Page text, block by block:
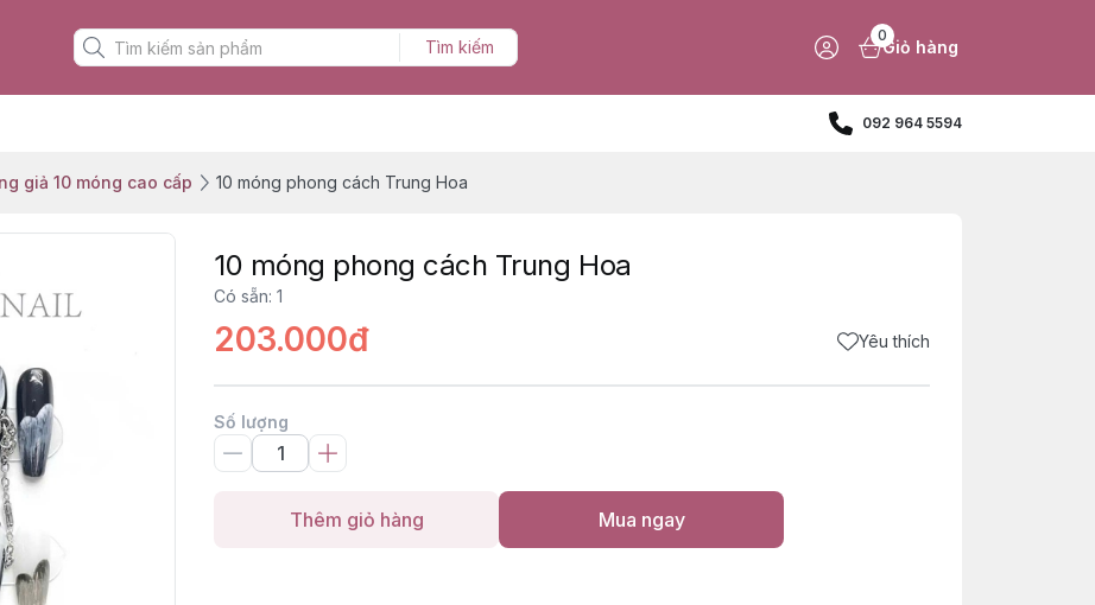
Tìm kiếm
0
Giỏ hàng
092 964 5594
giả 10 móng cao cấp 10 móng phong cách Trung Hoa
10 móng phong cách Trung Hoa
Có sẵn: 1
203.000đ Yêu thích
Số lượng
Thêm giỏ hàng Mua ngay